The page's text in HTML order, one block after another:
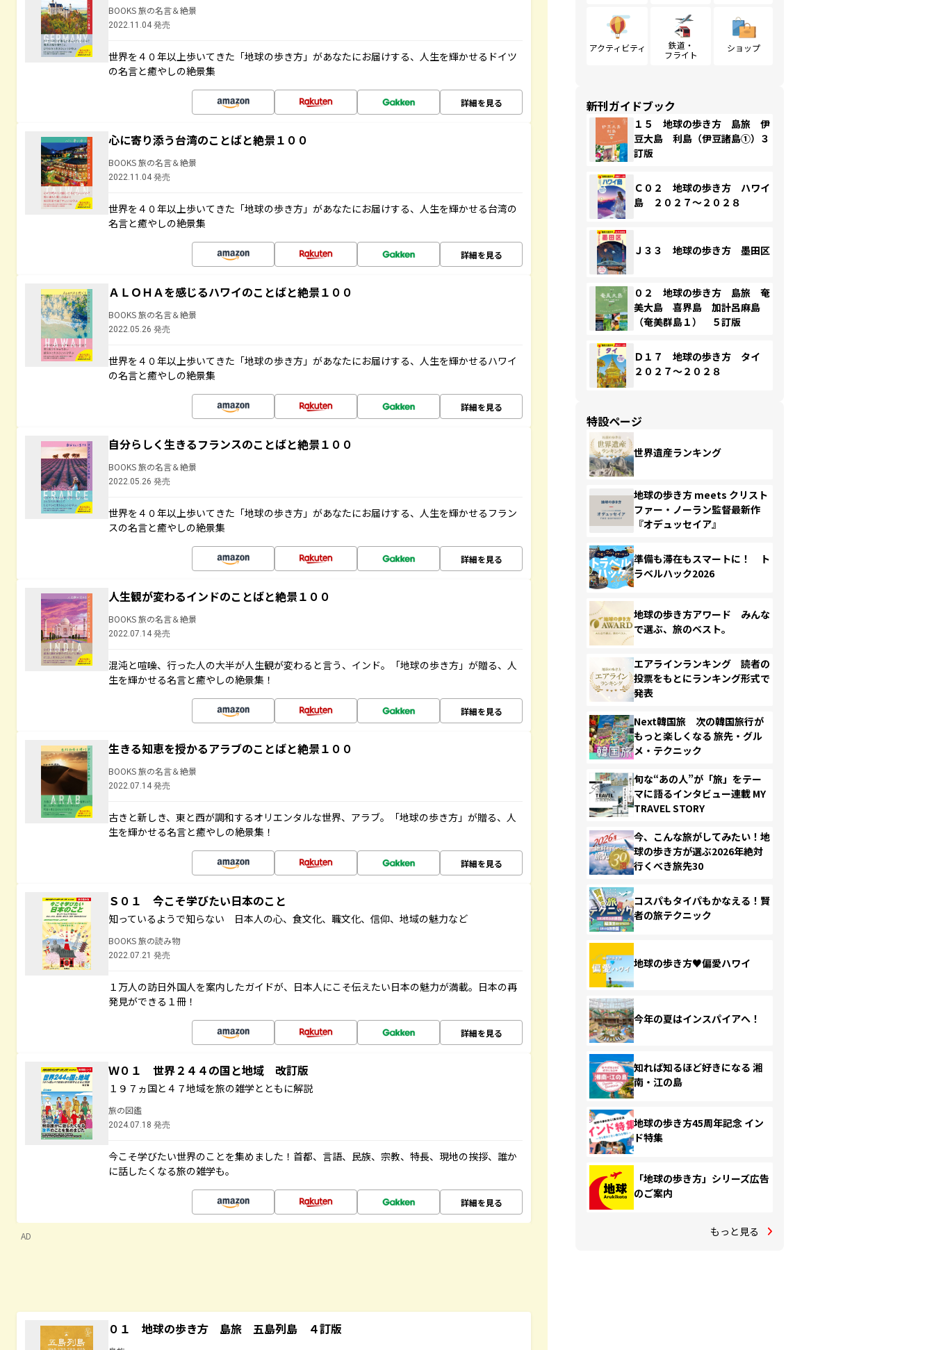
BOOKS 旅の名言＆絶景
2022.11.04 発売
世界を４０年以上歩いてきた「地球の歩き方」があなたにお届けする、人生を輝かせるドイツ
の名言と癒やしの絶景集
詳細を見る
心に寄り添う台湾のことばと絶景１００
BOOKS 旅の名言＆絶景
2022.11.04 発売
世界を４０年以上歩いてきた「地球の歩き方」があなたにお届けする、人生を輝かせる台湾の
名言と癒やしの絶景集
詳細を見る
ＡＬＯＨＡを感じるハワイのことばと絶景１００
BOOKS 旅の名言＆絶景
2022.05.26 発売
世界を４０年以上歩いてきた「地球の歩き方」があなたにお届けする、人生を輝かせるハワイ
の名言と癒やしの絶景集
詳細を見る
自分らしく生きるフランスのことばと絶景１００
BOOKS 旅の名言＆絶景
2022.05.26 発売
世界を４０年以上歩いてきた「地球の歩き方」があなたにお届けする、人生を輝かせるフラン
スの名言と癒やしの絶景集
詳細を見る
人生観が変わるインドのことばと絶景１００
BOOKS 旅の名言＆絶景
2022.07.14 発売
混沌と喧噪、行った人の大半が人生観が変わると言う、インド。「地球の歩き方」が贈る、人
生を輝かせる名言と癒やしの絶景集！
詳細を見る
生きる知恵を授かるアラブのことばと絶景１００
BOOKS 旅の名言＆絶景
2022.07.14 発売
古きと新しき、東と西が調和するオリエンタルな世界、アラブ。「地球の歩き方」が贈る、人
生を輝かせる名言と癒やしの絶景集！
詳細を見る
Ｓ０１ 今こそ学びたい日本のこと
知っているようで知らない 日本人の心、食文化、職文化、信仰、地域の魅力など
BOOKS 旅の読み物
2022.07.21 発売
１万人の訪日外国人を案内したガイドが、日本人にこそ伝えたい日本の魅力が満載。日本の再
発見ができる１冊！
詳細を見る
Ｗ０１ 世界２４４の国と地域 改訂版
１９７ヵ国と４７地域を旅の雑学とともに解説
旅の図鑑
2024.07.18 発売
今こそ学びたい世界のことを集めました！首都、言語、民族、宗教、特長、現地の挨拶、誰か
に話したくなる旅の雑学も。
詳細を見る
AD
０１ 地球の歩き方 島旅 五島列島 ４訂版
アクティビティ
鉄道・
フライト
ショップ
新刊ガイドブック
１５ 地球の歩き方 島旅 伊
豆大島 利島（伊豆諸島①）３
訂版
Ｃ０２ 地球の歩き方 ハワイ
島 ２０２７～２０２８
Ｊ３３ 地球の歩き方 墨田区
０２ 地球の歩き方 島旅 奄
美大島 喜界島 加計呂麻島
（奄美群島１） ５訂版
Ｄ１７ 地球の歩き方 タイ
２０２７～２０２８
特設ページ
世界遺産ランキング
地球の歩き方 meets クリスト
ファー・ノーラン監督最新作
『オデュッセイア』
準備も滞在もスマートに！ ト
ラベルハック2026
地球の歩き方アワード みんな
で選ぶ、旅のベスト。
エアラインランキング 読者の
投票をもとにランキング形式で
発表
Next韓国旅 次の韓国旅行が
もっと楽しくなる 旅先・グル
メ・テクニック
旬な“あの人”が「旅」をテー
マに語るインタビュー連載 MY
TRAVEL STORY
今、こんな旅がしてみたい！地
球の歩き方が選ぶ2026年絶対
行くべき旅先30
コスパもタイパもかなえる！賢
者の旅テクニック
地球の歩き方♥偏愛ハワイ
今年の夏はインスパイアへ！
知れば知るほど好きになる 湘
南・江の島
地球の歩き方45周年記念 イン
ド特集
「地球の歩き方」シリーズ広告
のご案内
もっと見る